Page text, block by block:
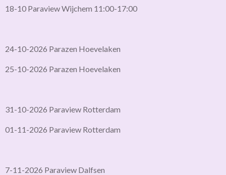
18-10 Paraview Wijchem 11:00-17:00
24-10-2026 Parazen Hoevelaken
25-10-2026 Parazen Hoevelaken
31-10-2026 Paraview Rotterdam
01-11-2026 Paraview Rotterdam
7-11-2026 Paraview Dalfsen